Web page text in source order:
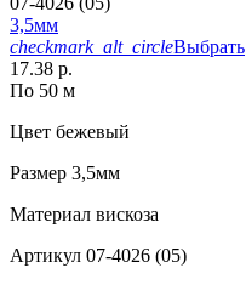
3,5мм
checkmark_alt_circleВыбрать
17.38 р.
По 50 м
Цвет бежевый
Размер 3,5мм
Материал вискоза
Артикул 07-4026 (05)